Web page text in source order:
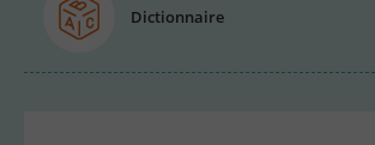
Dictionnaire